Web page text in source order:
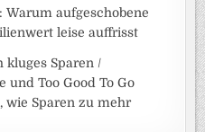
aufgeschobene
leise auffrisst
Sparen /
und Too Good To Go
wie Sparen zu mehr